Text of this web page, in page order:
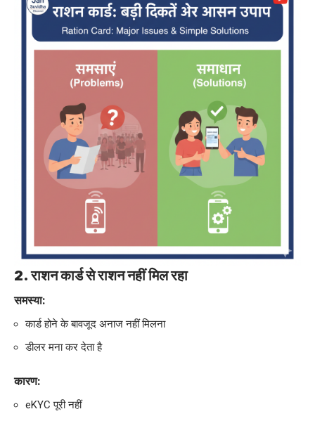
2. राशन कार्ड से राशन नहीं मिल रहा
समस्या:
कार्ड होने के बावजूद अनाज नहीं मिलना
डीलर मना कर देता है
कारण:
eKYC पूरी नहीं